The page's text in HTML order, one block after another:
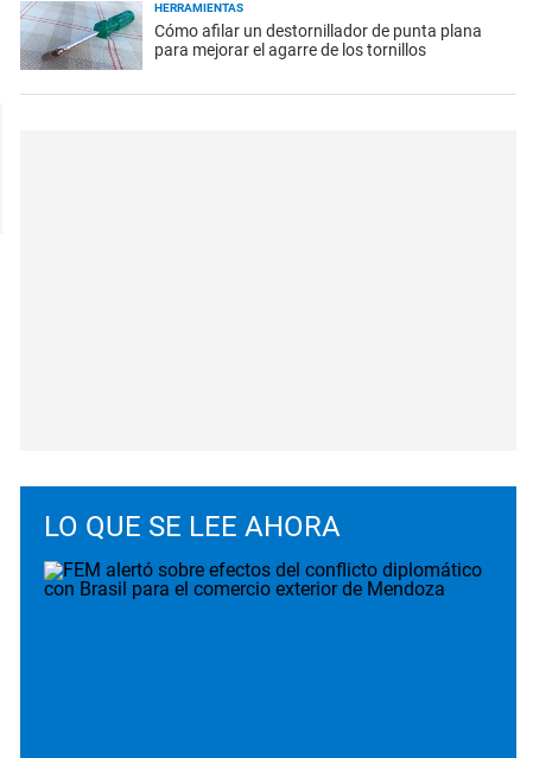
HERRAMIENTAS
Cómo afilar un destornillador de punta plana
para mejorar el agarre de los tornillos
LO QUE SE LEE AHORA